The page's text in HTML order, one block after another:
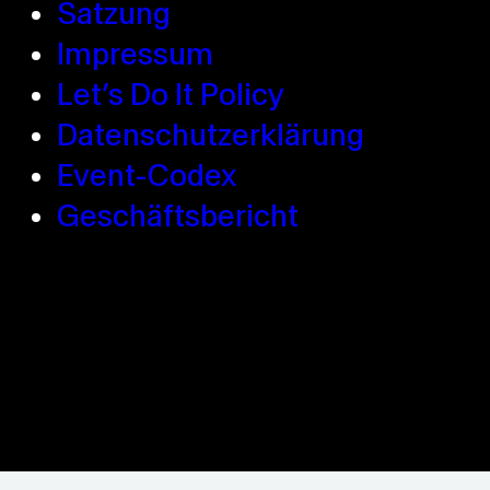
Satzung
Impressum
Let’s Do It Policy
Datenschutzerklärung
Event-Codex
Geschäftsbericht